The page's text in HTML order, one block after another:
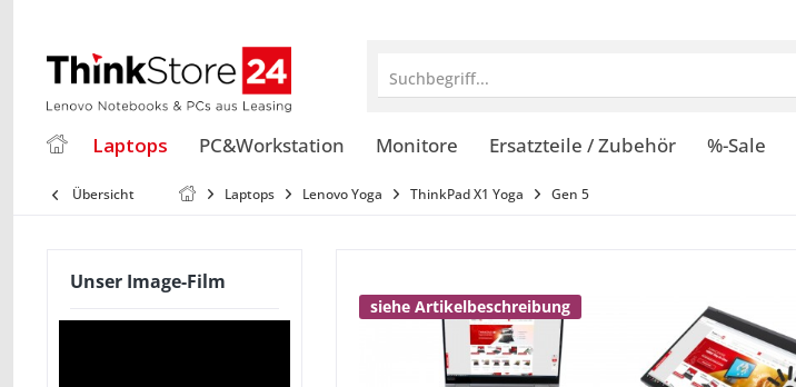
Suchbegriff...
Laptops PC&Workstation Monitore Ersatzteile / Zubehör %-Sale
Übersicht Laptops Lenovo Yoga ThinkPad X1 Yoga Gen 5
Unser Image-Film
siehe Artikelbeschreibung